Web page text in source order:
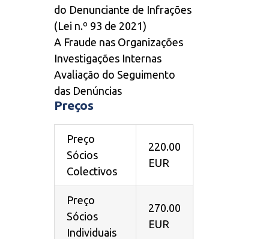
do Denunciante de Infrações
(Lei n.º 93 de 2021)
A Fraude nas Organizações
Investigações Internas
Avaliação do Seguimento
das Denúncias
Preços
Preço
Sócios
Colectivos
220.00
EUR
Preço
Sócios
Individuais
270.00
EUR